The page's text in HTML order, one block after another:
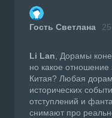
Гость Светлана
Li Lan , Дорамы
но какое отношение
Китая? Любая
исторических
отступлений и
снимают про